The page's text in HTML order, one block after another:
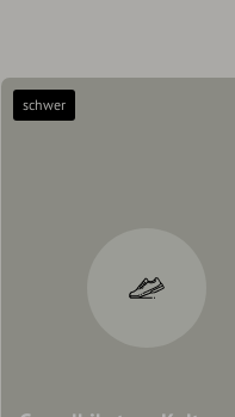
schwer